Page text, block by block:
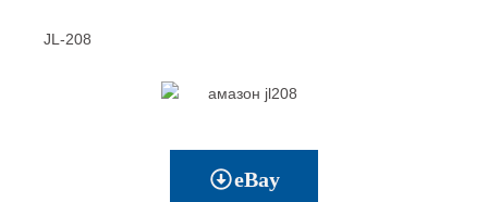
JL-208
eBay